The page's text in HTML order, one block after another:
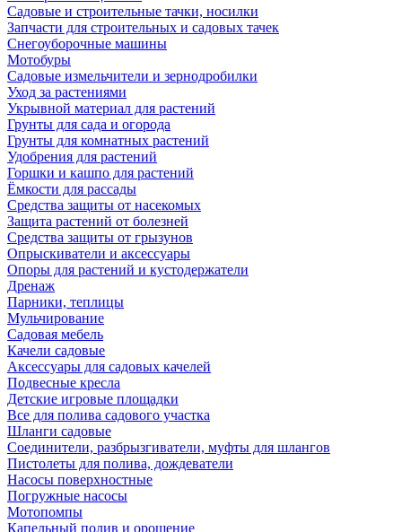
Садовые и строительные тачки, носилки
Запчасти для строительных и садовых тачек
Снегоуборочные машины
Мотобуры
Садовые измельчители и зернодробилки
Уход за растениями
Укрывной материал для растений
Грунты для сада и огорода
Грунты для комнатных растений
Удобрения для растений
Горшки и кашпо для растений
Ёмкости для рассады
Средства защиты от насекомых
Защита растений от болезней
Средства защиты от грызунов
Опрыскиватели и аксессуары
Опоры для растений и кустодержатели
Дренаж
Парники, теплицы
Мульчирование
Садовая мебель
Качели садовые
Аксессуары для садовых качелей
Подвесные кресла
Детские игровые площадки
Все для полива садового участка
Шланги садовые
Соединители, разбрызгиватели, муфты для шлангов
Пистолеты для полива, дождеватели
Насосы поверхностные
Погружные насосы
Мотопомпы
Капельный полив и орошение